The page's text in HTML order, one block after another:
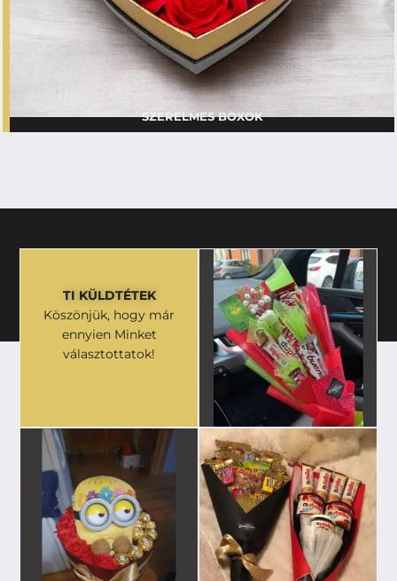
SZERELMES BOXOK
TI KÜLDTÉTEK
Köszönjük, hogy már
ennyien Minket
választottatok!